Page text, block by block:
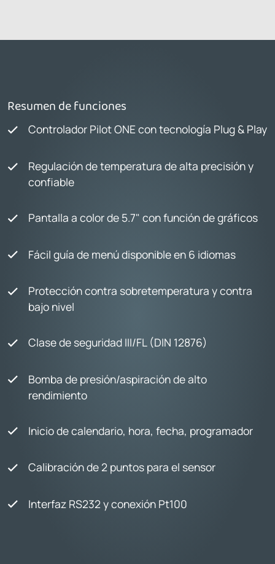
Resumen de funciones
Controlador Pilot ONE con tecnología Plug & Play
Regulación de temperatura de alta precisión y
confiable
Pantalla a color de 5.7" con función de gráficos
Fácil guía de menú disponible en 6 idiomas
Protección contra sobretemperatura y contra
bajo nivel
Clase de seguridad III/FL (DIN 12876)
Bomba de presión/aspiración de alto
rendimiento
Inicio de calendario, hora, fecha, programador
Calibración de 2 puntos para el sensor
Interfaz RS232 y conexión Pt100